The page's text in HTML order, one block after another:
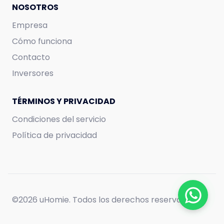
NOSOTROS
Empresa
Cómo funciona
Contacto
Inversores
TÉRMINOS Y PRIVACIDAD
Condiciones del servicio
Política de privacidad
©2026 uHomie. Todos los derechos reservados